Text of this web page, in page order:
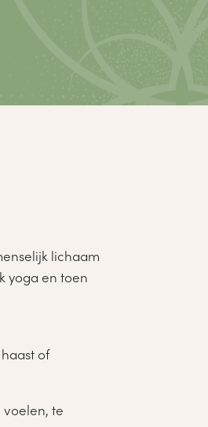
lichaam
yoga en toen
of
te